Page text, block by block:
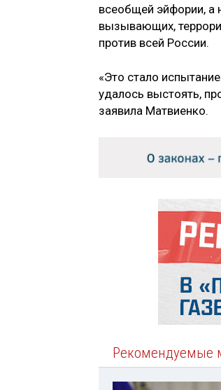
всеобщей эйфории, а
вызывающих,
против всей России.
«Это стало
удалось выстоять,
заявила Матвиенко.
Рекомендуемые